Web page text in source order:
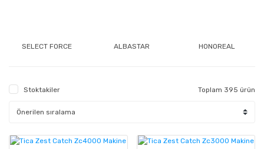
SELECT FORCE ALBASTAR HONOREAL
Stoktakiler Toplam 395 ürün